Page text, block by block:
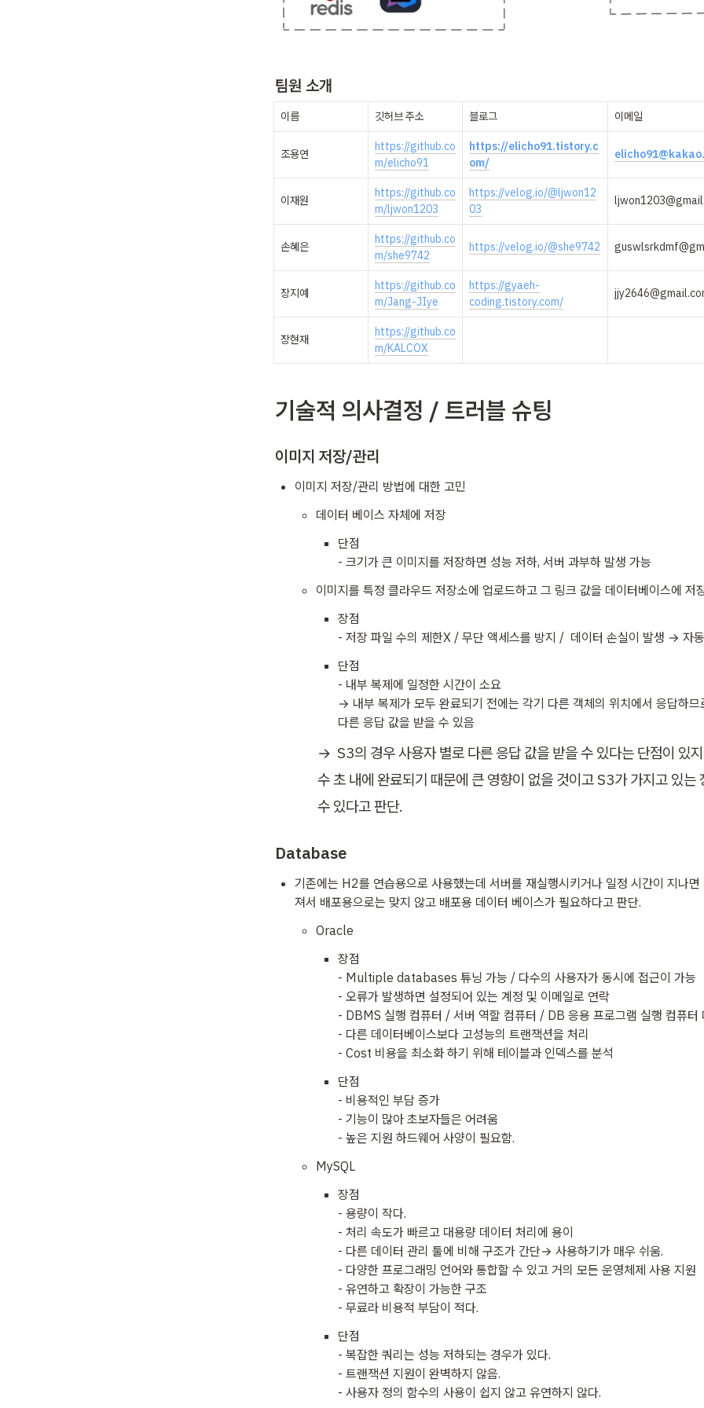
팀원 소개
이름 깃허브 주소 블로그 이메일
조용연
https://github.co
m/elicho91
https://elicho91.tistory.c
om/
이재원
https://github.co
m/ljwon1203
https://velog.io/@ljwon12
03
손혜은
https://github.co
m/she9742
https://velog.io/@she9742
장지예
https://github.co
m/Jang-JIye
https://gyaeh-
coding.tistory.com/
장현재
https://github.co
m/KALCOX
기술적 의사결정 / 트러블 슈팅
이미지 저장/관리
이미지 저장/관리 방법에 대한 고민
데이터 베이스 자체에 저장
단점
- 크기가 큰 이미지를 저장하면 성능 저하, 서버 과부하 발생 가능
이미지를 특정 클라우드 저장소에 업로드하고 그 링크 값을 데이터베이스에 저
장점
- 저장 파일 수의 제한X / 무단 액세스를 방지 /  데이터 손실이 발생 → 자
단점
- 내부 복제에 일정한 시간이 소요
→ 내부 복제가 모두 완료되기 전에는 각기 다른 객체의 위치에서 응답하므
다른 응답 값을 받을 수 있음
→  S3의 경우 사용자 별로 다른 응답 값을 받을 수 있다는 단점이 있
수 초 내에 완료되기 때문에 큰 영향이 없을 것이고 S3가 가지고 있는
수 있다고 판단.
Database
기존에는 H2를 연습용으로 사용했는데 서버를 재실행시키거나 일정 시간이 지나면
져서 배포용으로는 맞지 않고 배포용 데이터 베이스가 필요하다고 판단.
Oracle
장점
- Multiple databases 튜닝 가능 / 다수의 사용자가 동시에 접근이 가능
- 오류가 발생하면 설정되어 있는 계정 및 이메일로 연락
- DBMS 실행 컴퓨터 / 서버 역할 컴퓨터 / DB 응용 프로그램 실행 컴퓨터
- 다른 데이터베이스보다 고성능의 트랜잭션을 처리
- Cost 비용을 최소화 하기 위해 테이블과 인덱스를 분석
단점
- 비용적인 부담 증가
- 기능이 많아 초보자들은 어려움
- 높은 지원 하드웨어 사양이 필요함.
MySQL
장점
- 용량이 작다.
- 처리 속도가 빠르고 대용량 데이터 처리에 용이
- 다른 데이터 관리 툴에 비해 구조가 간단→ 사용하기가 매우 쉬움.
- 다양한 프로그래밍 언어와 통합할 수 있고 거의 모든 운영체제 사용 지원
- 유연하고 확장이 가능한 구조
- 무료라 비용적 부담이 적다.
단점
- 복잡한 쿼리는 성능 저하되는 경우가 있다.
- 트랜잭션 지원이 완벽하지 않음.
- 사용자 정의 함수의 사용이 쉽지 않고 유연하지 않다.